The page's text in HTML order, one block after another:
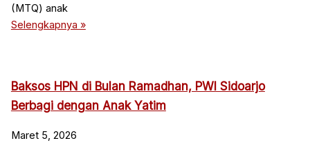
(MTQ) anak
Selengkapnya »
Baksos HPN di Bulan Ramadhan, PWI Sidoarjo
Berbagi dengan Anak Yatim
Maret 5, 2026